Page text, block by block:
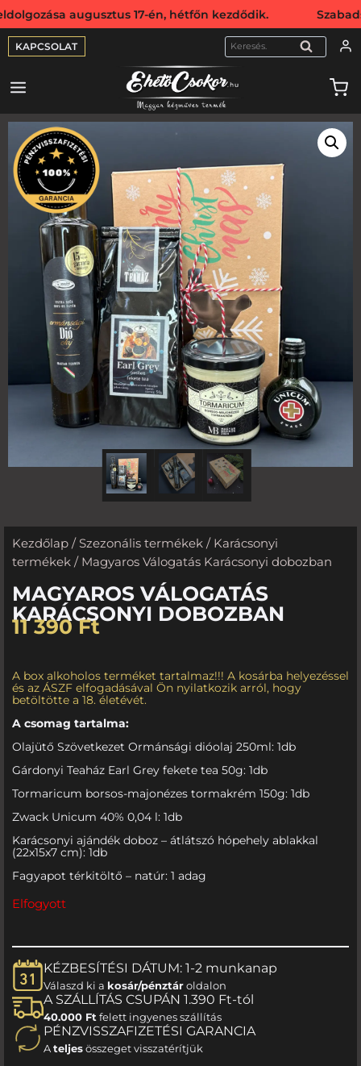
17-én, hétfőn kezdődik. Szabadság
KAPCSOLAT KERESÉS
Kezdőlap / Szezonális termékek / Karácsonyi
termékek / Magyaros Válogatás Karácsonyi dobozban
MAGYAROS VÁLOGATÁS
KARÁCSONYI DOBOZBAN
11 390Ft
A box alkoholos terméket tartalmaz!!! A kosárba helyezéssel
és az ÁSZF elfogadásával Ön nyilatkozik arról, hogy
betöltötte a 18. életévét.
A csomag tartalma:
Olajütő Szövetkezet Ormánsági dióolaj 250ml: 1db
Gárdonyi Teaház Earl Grey fekete tea 50g: 1db
Tormaricum borsos-majonézes tormakrém 150g: 1db
Zwack Unicum 40% 0,04 l: 1db
Karácsonyi ajándék doboz – átlátszó hópehely ablakkal
(22x15x7 cm): 1db
Fagyapot térkitöltő – natúr: 1 adag
Elfogyott
KÉZBESÍTÉSI DÁTUM: 1-2 munkanap
Válaszd ki a kosár/pénztároldalon
A SZÁLLÍTÁS CSUPÁN 1.390 Ft-tól
40.000 Ft felett ingyenes szállítás
PÉNZVISSZAFIZETÉSI GARANCIA
Ateljesösszeget visszatérítjük